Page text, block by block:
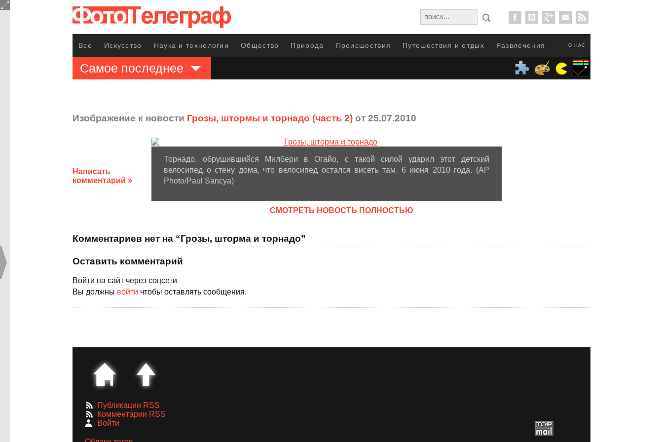
О НАС
Все Искусство Наука и технологии Общество Природа Происшествия Путешествия и отдых Развлечения
Самое последнее
Изображение к новости Грозы, штормы и торнадо (часть 2) от 25.07.2010
Написать
комментарий »
Торнадо, обрушившийся Милбери в Огайо, с такой силой ударил этот детский
велосипед о стену дома, что велосипед остался висеть там. 6 июня 2010 года. (AP
Photo/Paul Sancya)
CМОТРЕТЬ НОВОСТЬ ПОЛНОСТЬЮ
Комментариев нет на “Грозы, шторма и торнадо”
Оставить комментарий
Войти на сайт через соцсети
Вы должны войти чтобы оставлять сообщения.
Публикации RSS
Комментарии RSS
Войти